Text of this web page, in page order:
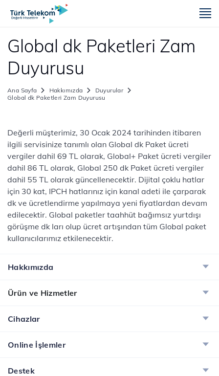
Global dk Paketleri Zam
Duyurusu
Ana Sayfa Hakkımızda
Duyurular
Global dk Paketleri Zam Duyurusu
Değerli müşterimiz, 30 Ocak 2024 tarihinden itibaren
ilgili servisinize tanımlı olan Global dk Paket ücreti
vergiler dahil 69 TL olarak, Global+ Paket ücreti vergiler
dahil 86 TL olarak, Global 250 dk Paket ücreti vergiler
dahil 55 TL olarak güncellenecektir. Dijital çoklu hatlar
için 30 kat, IPCH hatlarınız için kanal adeti ile çarparak
dk ve ücretlendirme yapılmaya yeni fiyatlardan devam
edilecektir. Global paketler taahhüt bağımsız yurtdışı
görüşme dk ları olup ücret artışından tüm Global paket
kullanıcılarımız etkilenecektir.
Hakkımızda
Ürün ve Hizmetler
Cihazlar
Online İşlemler
Destek